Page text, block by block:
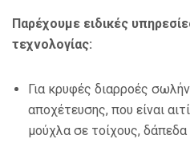
Παρέχουμε ειδικές
τεχνολογίας:
Για κρυφές διαρροές
αποχέτευσης, που είναι
μούχλα σε τοίχους,